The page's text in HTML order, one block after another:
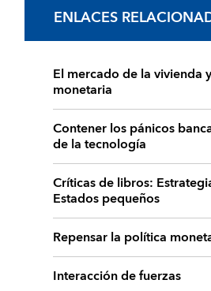
ENLACES
El mercado de la vivienda
monetaria
Contener los pánicos
de la tecnología
Críticas de libros:
Estados pequeños
Repensar la política
Interacción de fuerzas